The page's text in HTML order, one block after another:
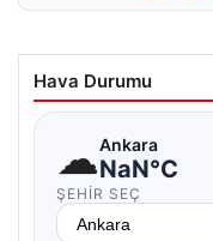
Hava Durumu
☁Ankara
NaN°C
ŞEHIR SEÇ